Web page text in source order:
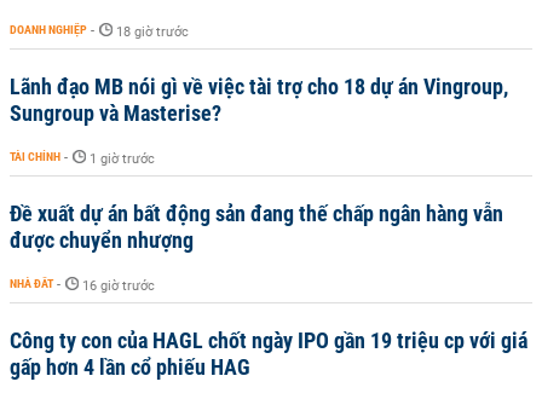
DOANH NGHIỆP - 18 giờ trước
Lãnh đạo MB nói gì về việc tài trợ cho 18 dự án Vingroup,
Sungroup và Masterise?
TÀI CHÍNH - 1 giờ trước
Đề xuất dự án bất động sản đang thế chấp ngân hàng vẫn
được chuyển nhượng
NHÀ ĐẤT - 16 giờ trước
Công ty con của HAGL chốt ngày IPO gần 19 triệu cp với giá
gấp hơn 4 lần cổ phiếu HAG